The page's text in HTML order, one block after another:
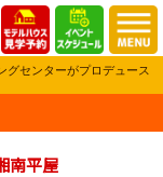
グセンターがプロデュース
南平屋